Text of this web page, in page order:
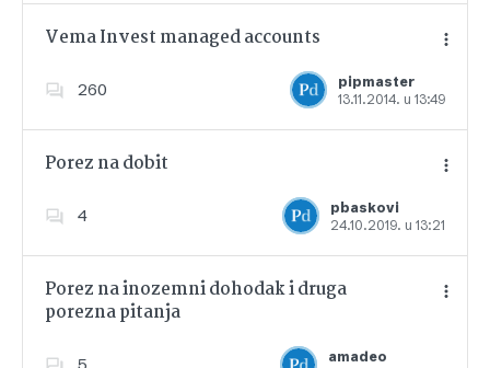
Vema Invest managed accounts
260
pipmaster
13.11.2014. u 13:49
Dodajte u favorite
Porez na dobit
4
pbaskovi
24.10.2019. u 13:21
Dodajte u favorite
Porez na inozemni dohodak i druga
porezna pitanja
amadeo
Dodajte u favorite